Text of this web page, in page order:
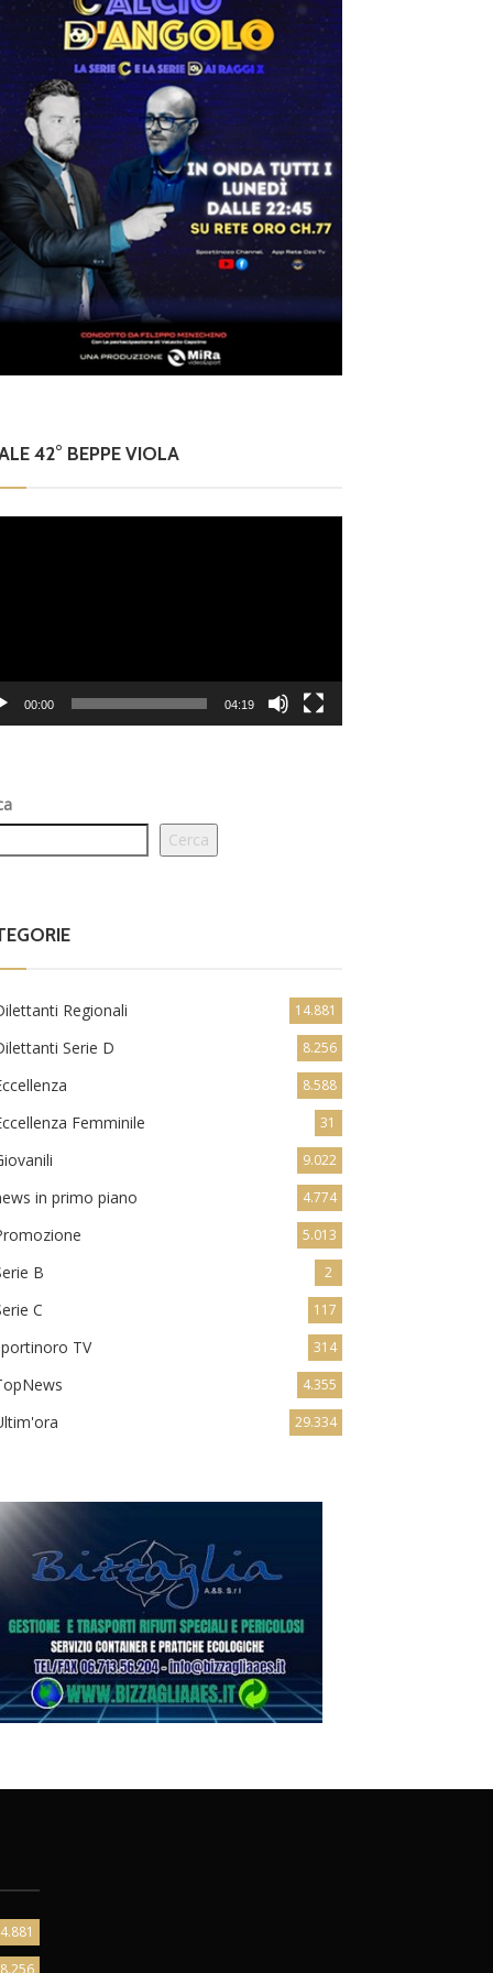
42° BEPPE VIOLA
00:00 04:19
Cerca
Regionali 14.881
Serie D 8.256
8.588
Femminile 31
9.022
in primo piano 4.774
5.013
B 2
C 117
TV 314
4.355
29.334
8.256